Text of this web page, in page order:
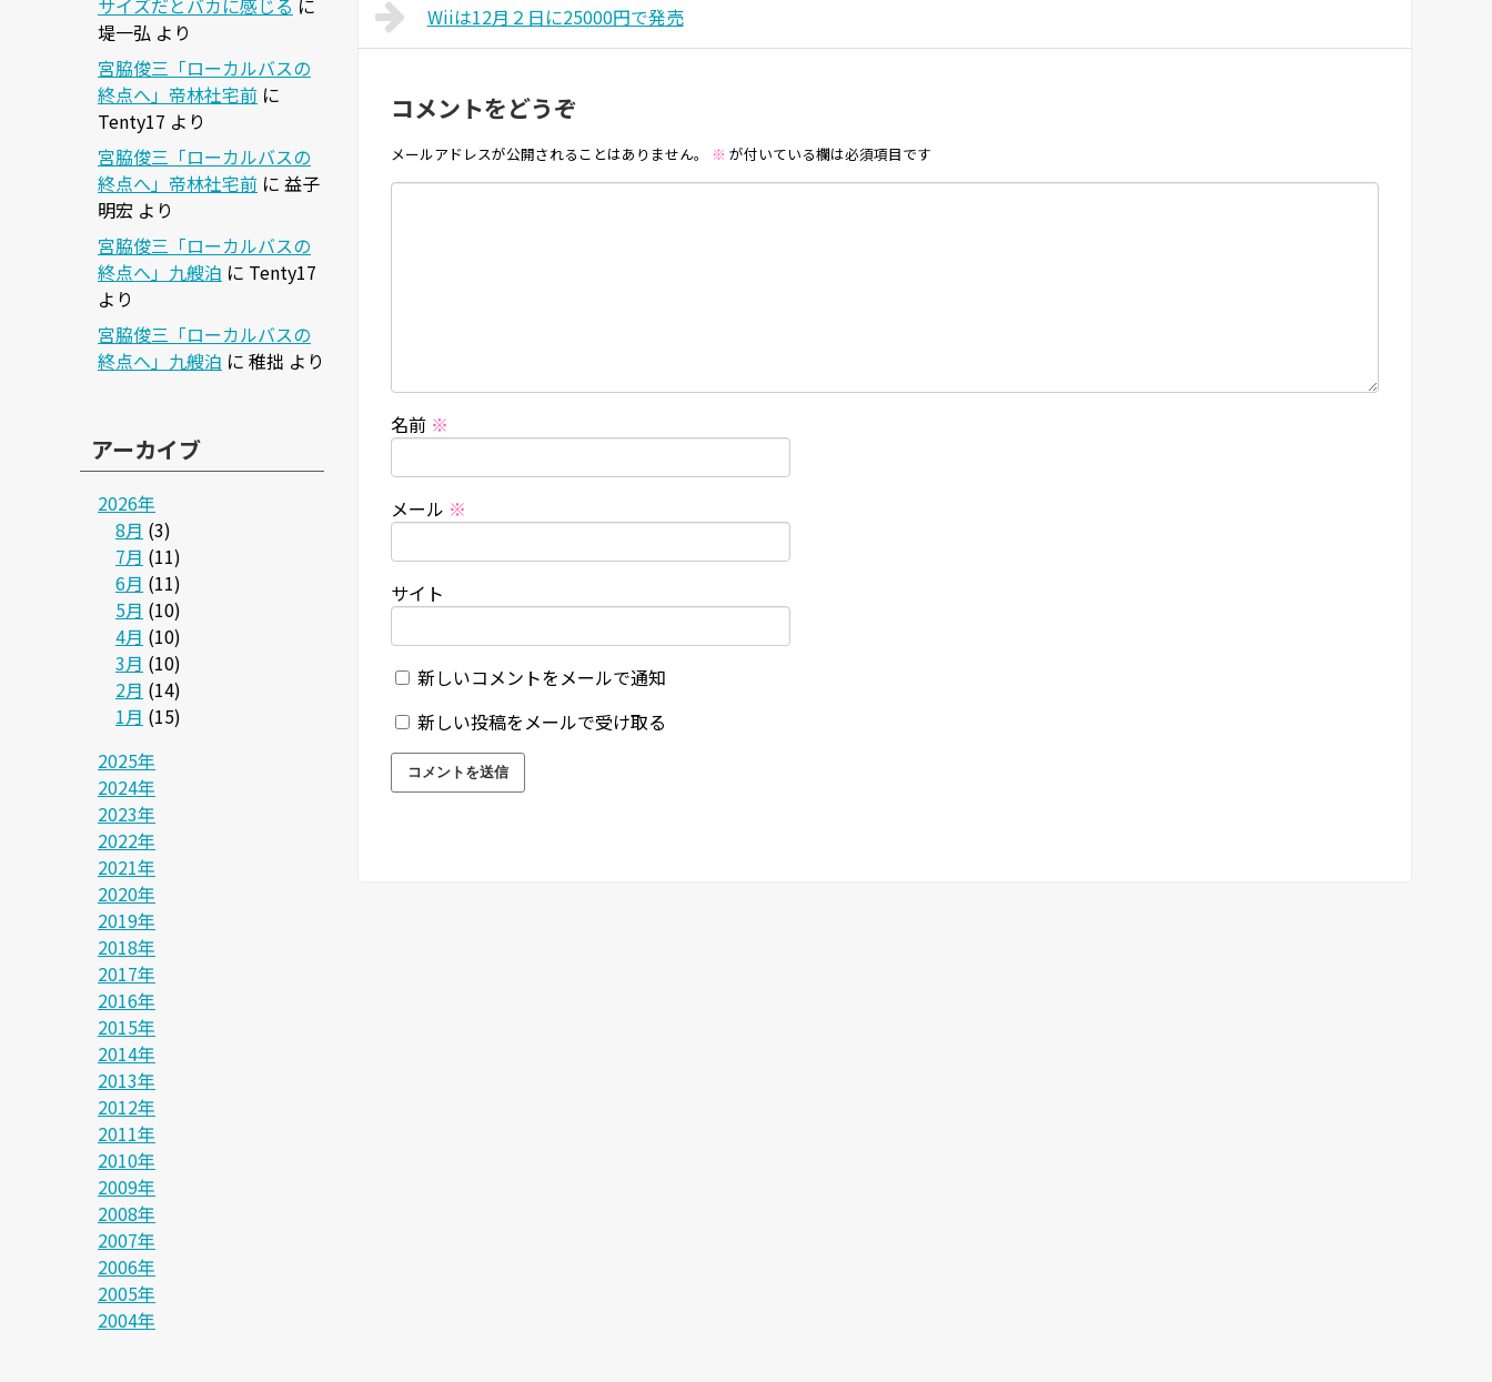
Wiiは12月２日に25000円で発売
コメントをどうぞ
メールアドレスが公開されることはありません。 ※ が付いている欄は必須項目です
名前 ※
メール ※
サイト
新しいコメントをメールで通知
新しい投稿をメールで受け取る
サイズだとバカに感じる に
堤一弘 より
宮脇俊三「ローカルバスの
終点へ」帝林社宅前 に
Tenty17 より
宮脇俊三「ローカルバスの
終点へ」帝林社宅前 に 益子
明宏 より
宮脇俊三「ローカルバスの
終点へ」九艘泊 に Tenty17
より
宮脇俊三「ローカルバスの
終点へ」九艘泊 に 稚拙 より
アーカイブ
2026年
8月 (3)
7月 (11)
6月 (11)
5月 (10)
4月 (10)
3月 (10)
2月 (14)
1月 (15)
2025年
2024年
2023年
2022年
2021年
2020年
2019年
2018年
2017年
2016年
2015年
2014年
2013年
2012年
2011年
2010年
2009年
2008年
2007年
2006年
2005年
2004年